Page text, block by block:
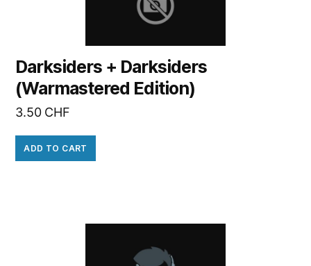
Darksiders + Darksiders
(Warmastered Edition)
3.50 CHF
ADD TO CART